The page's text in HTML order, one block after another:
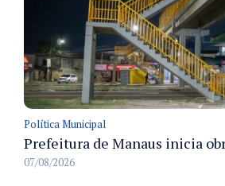
Política Municipal
07/08/2026